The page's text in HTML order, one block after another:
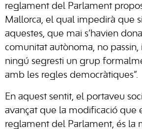
reglament del Parlament
Mallorca, el qual impedirà que
aquestes, que mai s’havien
comunitat autònoma, no passin,
ningú segresti un grup
amb les regles democràtiques”.
En aquest sentit, el portaveu
avançat que la modificació que
reglament del Parlament, és la